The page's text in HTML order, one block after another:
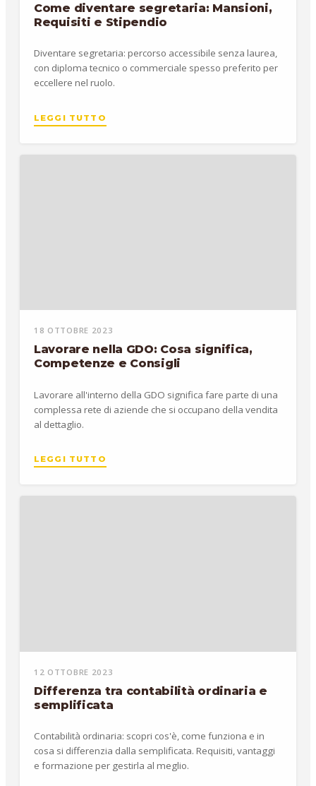
Come diventare segretaria: Mansioni,
Requisiti e Stipendio
Diventare segretaria: percorso accessibile senza laurea,
con diploma tecnico o commerciale spesso preferito per
eccellere nel ruolo.
LEGGI TUTTO
18 OTTOBRE 2023
Lavorare nella GDO: Cosa significa,
Competenze e Consigli
Lavorare all'interno della GDO significa fare parte di una
complessa rete di aziende che si occupano della vendita
al dettaglio.
LEGGI TUTTO
12 OTTOBRE 2023
Differenza tra contabilità ordinaria e
semplificata
Contabilità ordinaria: scopri cos'è, come funziona e in
cosa si differenzia dalla semplificata. Requisiti, vantaggi
e formazione per gestirla al meglio.